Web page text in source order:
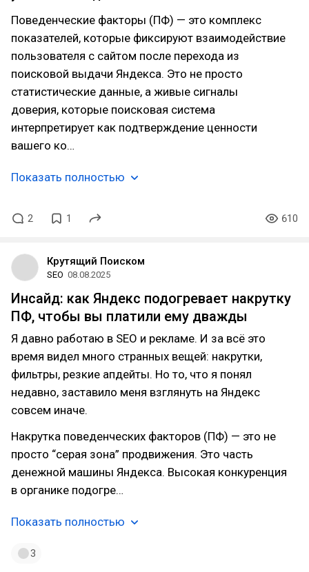
Поведенческие факторы (ПФ) — это комплекс
показателей, которые фиксируют взаимодействие
пользователя с сайтом после перехода из
поисковой выдачи Яндекса. Это не просто
статистические данные, а живые сигналы
доверия, которые поисковая система
интерпретирует как подтверждение ценности
вашего ко…
Показать полностью
2 1 610
Крутящий Поиском
SEO 08.08.2025
Инсайд: как Яндекс подогревает накрутку
ПФ, чтобы вы платили ему дважды
Я давно работаю в SEO и рекламе. И за всё это
время видел много странных вещей: накрутки,
фильтры, резкие апдейты. Но то, что я понял
недавно, заставило меня взглянуть на Яндекс
совсем иначе.
Накрутка поведенческих факторов (ПФ) — это не
просто “серая зона” продвижения. Это часть
денежной машины Яндекса. Высокая конкуренция
в органике подогре…
Показать полностью
3